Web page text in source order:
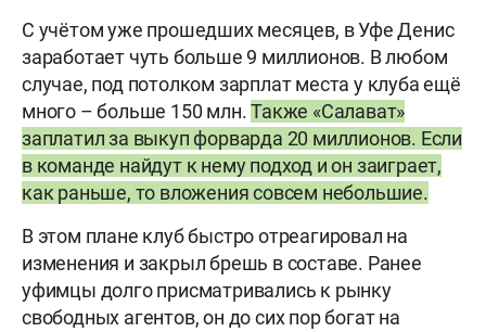
С учётом уже прошедших месяцев, в Уфе Денис
заработает чуть больше 9 миллионов. В любом
случае, под потолком зарплат места у клуба ещё
много – больше 150 млн.Также «Салават»
заплатил за выкуп форварда 20 миллионов. Если
в команде найдут к нему подход и он заиграет,
как раньше, то вложения совсем небольшие.
В этом плане клуб быстро отреагировал на
изменения и закрыл брешь в составе. Ранее
уфимцы долго присматривались к рынку
свободных агентов, он до сих пор богат на